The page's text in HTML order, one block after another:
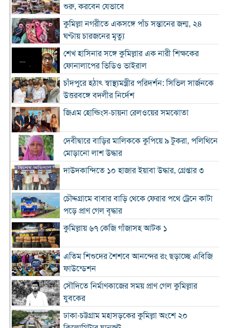
শুরু, করবেন যেভাবে
কুমিল্লা নগরীতে একসঙ্গে পাঁচ সন্তানের জন্ম, ২৪
ঘণ্টায় চারজনের মৃত্যু
শেখ হাসিনার সঙ্গে কুমিল্লার এক নারী শিক্ষকের
ফোনালাপের ভিডিও ভাইরাল
চাঁদপুরে হঠাৎ স্বাস্থ্যমন্ত্রীর পরিদর্শন: সিভিল সার্জনকে
উত্তরবঙ্গে বদলীর নির্দেশ
জিএম হোল্ডিংস-চায়না রেলওয়ের সমঝোতা
দেবীদ্বারে বাড়ির মালিককে কুপিয়ে ৯ টুকরা, পলিথিনে
মোড়ানো লাশ উদ্ধার
দাউদকান্দিতে ১০ হাজার ইয়াবা উদ্ধার, গ্রেপ্তার ৩
চৌদ্দগ্রামে বাবার বাড়ি থেকে ফেরার পথে ট্রেনে কাটা
পড়ে প্রাণ গেল বৃদ্ধার
কুমিল্লায় ৬৭ কেজি গাঁজাসহ আটক ১
এতিম শিশুদের শৈশবে আনন্দের রং ছড়াচ্ছে এবিজি
ফাউন্ডেশন
সৌদিতে নির্মাণকাজের সময় প্রাণ গেল কুমিল্লার
যুবকের
ঢাকা-চট্টগ্রাম মহাসড়কের কুমিল্লা অংশে ২০